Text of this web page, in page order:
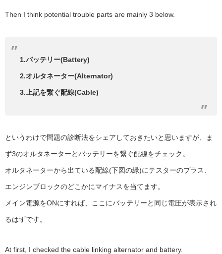
Then I think potential trouble parts are mainly 3 below.
1.バッテリー(Battery)
2.オルタネーター(Alternator)
3.上記を繋ぐ配線(Cable)
というわけで問題の診断法をシェアしておきたいと思いますが、ま
ず3のオルタネーターとバッテリーを繋ぐ配線をチェック。
オルタネーターから出ている配線(下図の緑)にテスターのプラス、
エンジンブロックのどこかにマイナスを当てます。
メイン電源をONにすれば、ここにバッテリーと同じ電圧が表示され
るはずです。
At first, I checked the cable linking alternator and battery.